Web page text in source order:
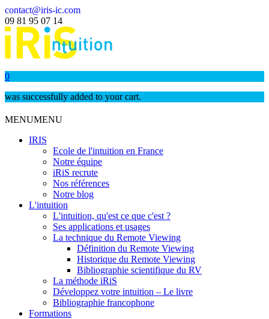
contact@iris-ic.com
09 81 95 07 14
0
was successfully added to your cart.
MENUMENU
IRIS
Ecole de l'intuition en France
Notre équipe
iRiS recrute
Nos références
Notre blog
L'intuition
L'intuition, qu'est ce que c'est ?
Ses applications et usages
La technique du Remote Viewing
Définition du Remote Viewing
Historique du Remote Viewing
Bibliographie scientifique du RV
La méthode iRiS
Développez votre intuition – Le livre
Bibliographie francophone
Formations